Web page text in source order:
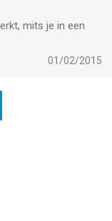
mits je in een
01/02/2015